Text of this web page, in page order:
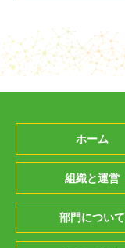
ホーム
組織と運営
部門について